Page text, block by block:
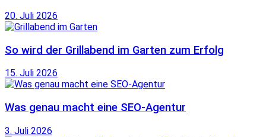
20. Juli 2026
So wird der Grillabend im Garten zum Erfolg
15. Juli 2026
Was genau macht eine SEO-Agentur
3. Juli 2026